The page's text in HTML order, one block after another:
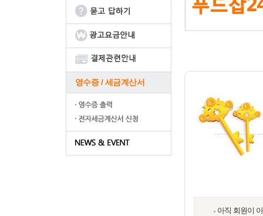
영수증 / 세금계산서
아직 회원이